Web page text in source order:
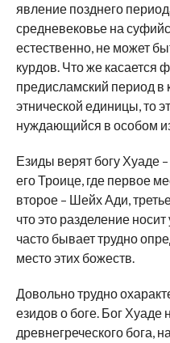
явление позднего
средневековье на
естественно, не может
курдов. Что же касается
предисламский период в
этнической единицы, то
нуждающийся в особом
Езиды верят богу Хуаде
его Троице, где первое
второе – Шейх Ади,
что это разделение
часто бывает трудно
место этих божеств.
Довольно трудно
езидов о боге. Бог Хуаде
древнегреческого бога,